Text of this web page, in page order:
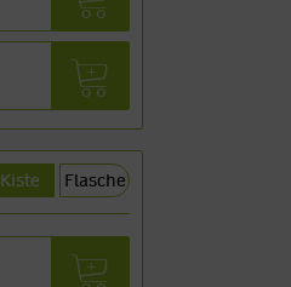
Kiste Flasche